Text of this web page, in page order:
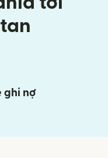
ghi nợ